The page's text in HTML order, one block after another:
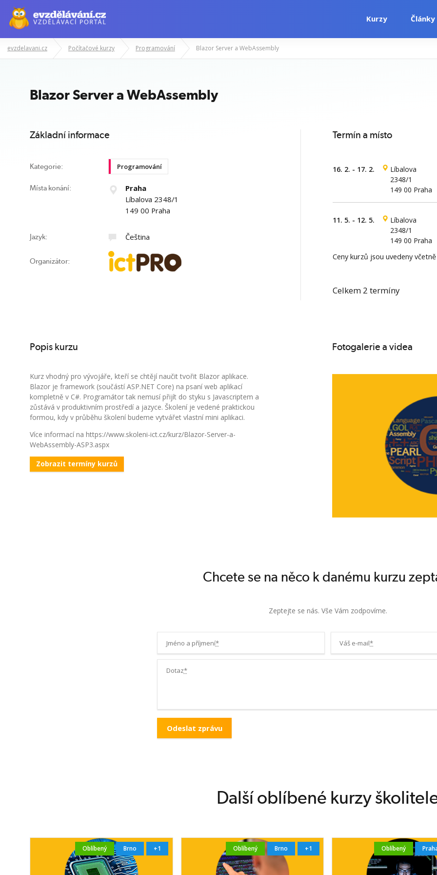
Kurzy Články
Manažerské kurzy Odborné znalosti Počítačové kurzy
evzdelavani.cz Počítačové kurzy Programování Blazor Server a WebAssembly
Blazor Server a WebAssembly
Základní informace
Kategorie: Programování
Místa konání:
Praha
Líbalova 2348/1
149 00 Praha
Jazyk: Čeština
Organizátor:
Termín a místo
16. 2. - 17. 2.
Líbalova
2348/1
149 00 Praha
11. 5. - 12. 5.
Líbalova
2348/1
149 00 Praha
Ceny kurzů jsou uvedeny
Celkem 2 termíny
Popis kurzu
Kurz vhodný pro vývojáře, kteří se chtějí naučit tvořit Blazor aplikace.
Blazor je framework (součástí ASP.NET Core) na psaní web aplikací
kompletně v C#. Programátor tak nemusí přijít do styku s Javascriptem a
zůstává v produktivním prostředí a jazyce. Školení je vedené praktickou
formou, kdy v průběhu školení budeme vytvářet vlastní mini aplikaci.
Více informací na https://www.skoleni-ict.cz/kurz/Blazor-Server-a-
WebAssembly-ASP3.aspx
Zobrazit termíny kurzů
Fotogalerie a videa
Chcete se na něco k danému kurzu
Zeptejte se nás. Vše Vám zodpovíme.
Jméno a příjmení* Váš e-mail*
Dotaz*
Další oblíbené kurzy
Oblíbený Brno +1 Oblíbený Brno +1 Oblíbený